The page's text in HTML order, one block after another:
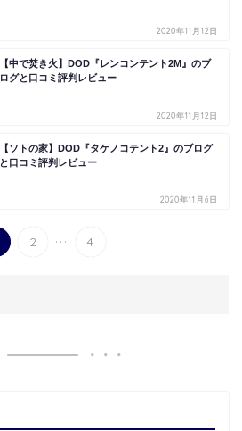
2020年11月12日
【中で焚き火】DOD『レンコンテント2M』のブ
ログと口コミ評判レビュー
2020年11月12日
【ソトの家】DOD『タケノコテント2』のブログ
と口コミ評判レビュー
2020年11月6日
2 ... 4